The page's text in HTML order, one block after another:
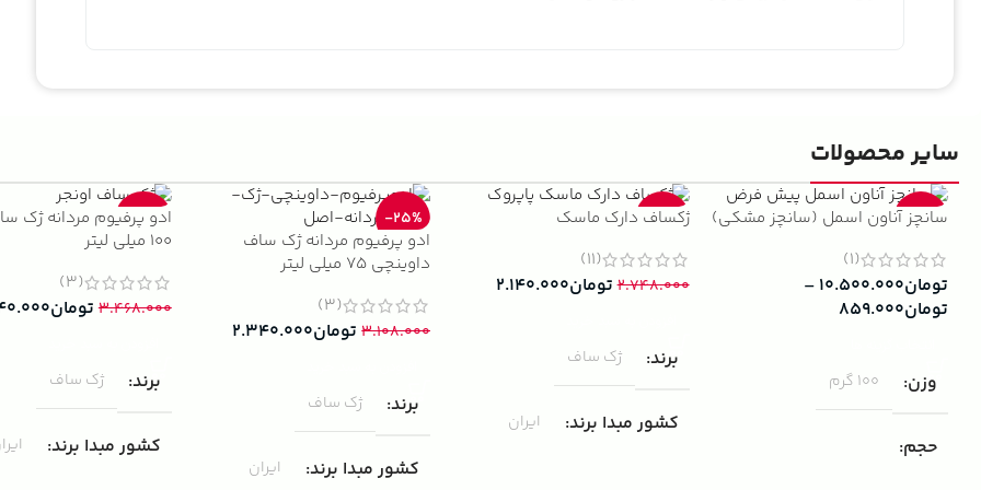
سایر محصولات
-13%
سانچز آناون اسمل (سانچز مشکی)
(1)
تومان۱۰.۵۰۰.۰۰۰ –
تومان۸۵۹.۰۰۰
وزن 100 گرم
حجم
-22%
ژکساف دارک ماسک
(11)
۲.۷۴۸.۰۰۰ تومان۲.۱۴۰.۰۰۰
برند ژک ساف
کشور مبدا برند ایران
-25%
ادو پرفیوم مردانه ژک ساف
داوینچی 75 میلی لیتر
(3)
۳.۱۰۸.۰۰۰ تومان۲.۳۴۰.۰۰۰
برند ژک ساف
کشور مبدا برند ایران
-33%
ادو پرفیوم مردانه ژک
100 میلی لیتر
(3)
۳.۴۶۸.۰۰۰ تومان
برند ژک ساف
کشور مبدا برند